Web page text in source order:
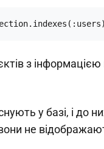
з
у базі, і до
не